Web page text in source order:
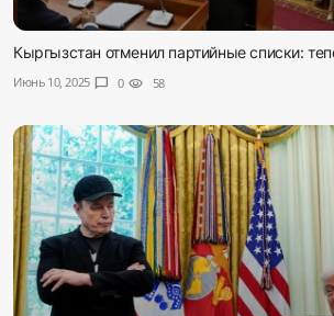
Кыргызстан отменил партийные списки:
Июнь 10, 2025 chat_bubble 0 visibility 58